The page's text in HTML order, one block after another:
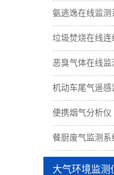
氨逃逸在线监测
垃圾焚烧在线连
恶臭气体在线监
机动车尾气遥感
便携烟气分析仪
餐厨废气监测系
大气环境监测